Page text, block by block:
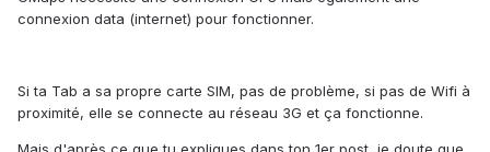
connexion data (internet) pour fonctionner.
Si ta Tab a sa propre carte SIM, pas de problème, si pas de Wifi à
proximité, elle se connecte au réseau 3G et ça fonctionne.